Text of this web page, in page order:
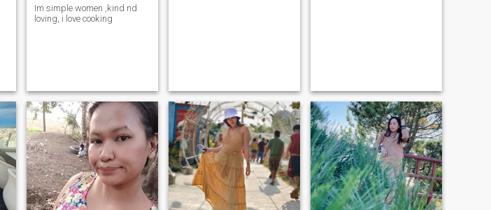
Im simple women ,kind nd
loving, i love cooking